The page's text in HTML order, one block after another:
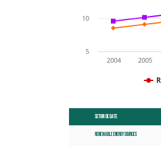
2004 2005
5
10
Seturi de date
Renewable energy sources